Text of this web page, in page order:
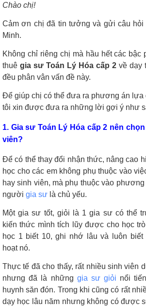
Chào chị!
Cảm ơn chị đã tin tưởng và gửi câu hỏi
Minh.
Không chỉ riêng chị mà hầu hết các bậc
thuê gia sư Toán Lý Hóa cấp 2 về dạy
đều phân vân vấn đề này.
Để giúp chị có thể đưa ra phương án lựa
tôi xin được đưa ra những lời gợi ý như
1. Gia sư Toán Lý Hóa cấp 2 nên
viên?
Để có thể thay đổi nhận thức, nâng cao
học cho các em không phụ thuộc vào
hay sinh viên, mà phụ thuộc vào
người gia sư là chủ yếu.
Một gia sư tốt, giỏi là 1 gia sư có thể
kiến thức mình tích lũy được cho học
học 1 biết 10, ghi nhớ lâu và luôn biết
hoạt nó.
Thực tế đã cho thấy, rất nhiều sinh viên
nhưng đã là những gia sư giỏi nổi
huynh săn đón. Trong khi cũng có rất
dạy học lâu năm nhưng không có được